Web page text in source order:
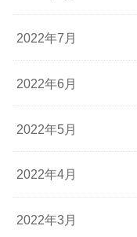
2022年7月
2022年6月
2022年5月
2022年4月
2022年3月